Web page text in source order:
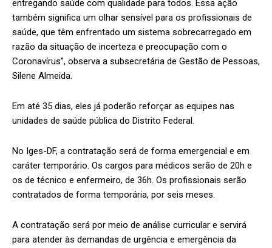
entregando saúde com qualidade para todos. Essa ação
também significa um olhar sensível para os profissionais de
saúde, que têm enfrentado um sistema sobrecarregado em
razão da situação de incerteza e preocupação com o
Coronavírus”, observa a subsecretária de Gestão de Pessoas,
Silene Almeida.
Em até 35 dias, eles já poderão reforçar as equipes nas
unidades de saúde pública do Distrito Federal.
No Iges-DF, a contratação será de forma emergencial e em
caráter temporário. Os cargos para médicos serão de 20h e
os de técnico e enfermeiro, de 36h. Os profissionais serão
contratados de forma temporária, por seis meses.
A contratação será por meio de análise curricular e servirá
para atender às demandas de urgência e emergência da